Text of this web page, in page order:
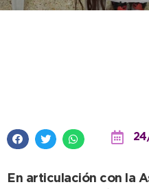
En articulación con la